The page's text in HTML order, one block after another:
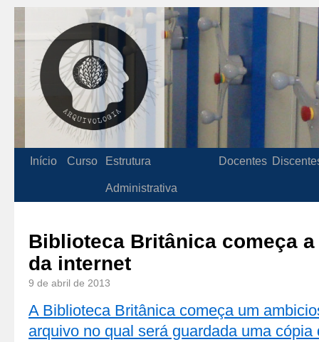
Início Curso Estrutura
Administrativa
Docentes
Biblioteca Britânica começa
da internet
9 de abril de 2013
A Biblioteca Britânica começa um
arquivo no qual será guardada uma